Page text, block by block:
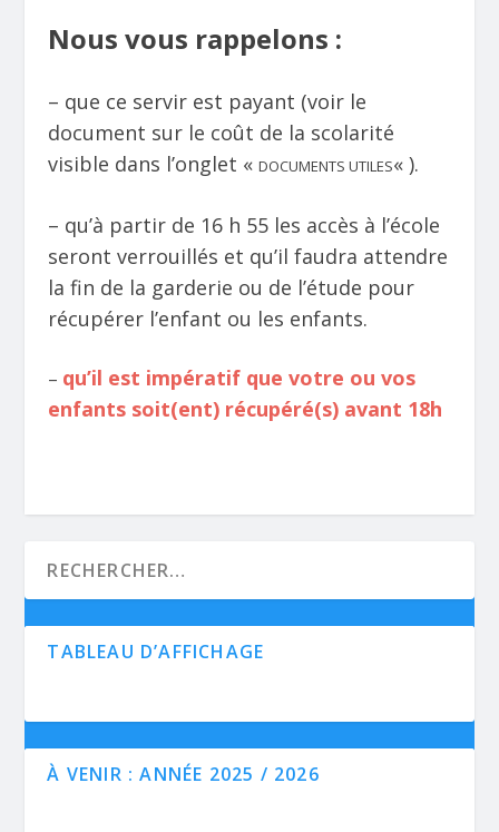
Nous vous rappelons :
– que ce servir est payant (voir le
document sur le coût de la scolarité
visible dans l’onglet « DOCUMENTS UTILES« ).
– qu’à partir de 16 h 55 les accès à l’école
seront verrouillés et qu’il faudra attendre
la fin de la garderie ou de l’étude pour
récupérer l’enfant ou les enfants.
– qu’il est impératif que votre ou vos
enfants soit(ent) récupéré(s) avant 18h
TABLEAU D’AFFICHAGE
À VENIR : ANNÉE 2025 / 2026